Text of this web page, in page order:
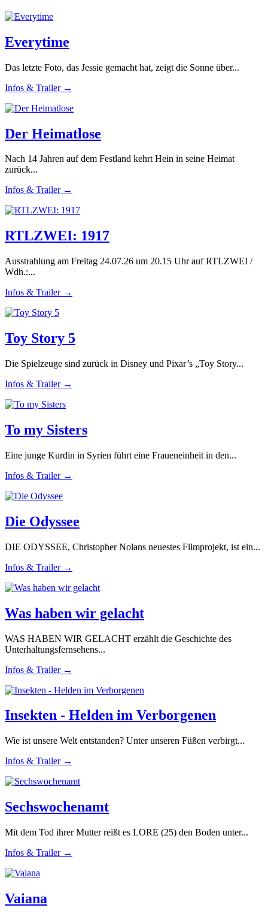
Everytime
Das letzte Foto, das Jessie gemacht hat, zeigt die Sonne über...
Infos & Trailer →
Der Heimatlose
Nach 14 Jahren auf dem Festland kehrt Hein in seine Heimat
zurück...
Infos & Trailer →
RTLZWEI: 1917
Ausstrahlung am Freitag 24.07.26 um 20.15 Uhr auf RTLZWEI /
Wdh.:...
Infos & Trailer →
Toy Story 5
Die Spielzeuge sind zurück in Disney und Pixar’s „Toy Story...
Infos & Trailer →
To my Sisters
Eine junge Kurdin in Syrien führt eine Fraueneinheit in den...
Infos & Trailer →
Die Odyssee
DIE ODYSSEE, Christopher Nolans neuestes Filmprojekt, ist ein...
Infos & Trailer →
Was haben wir gelacht
WAS HABEN WIR GELACHT erzählt die Geschichte des
Unterhaltungsfernsehens...
Infos & Trailer →
Insekten - Helden im Verborgenen
Wie ist unsere Welt entstanden? Unter unseren Füßen verbirgt...
Infos & Trailer →
Sechswochenamt
Mit dem Tod ihrer Mutter reißt es LORE (25) den Boden unter...
Infos & Trailer →
Vaiana